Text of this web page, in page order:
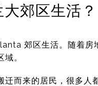
郊区生活？
郊区生活。随着房
。
而来的居民，很多人